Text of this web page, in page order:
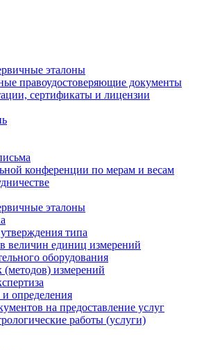
эталоны
правоудостоверяющие документы
сертификаты и лицензии
конференции по мерам и весам
эталоны
типа
величин единиц измерений
оборудования
(методов) измерений
определения
на предоставление услуг
работы (услуги)